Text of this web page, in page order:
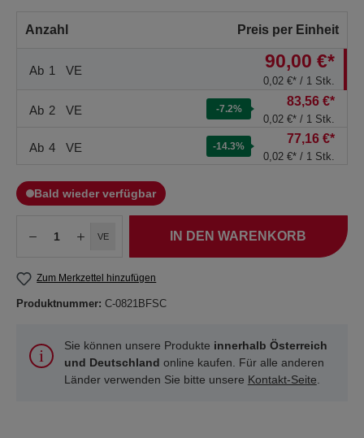
Anzahl Preis per Einheit
Ab 1 VE 90,00 €*
0,02 €* / 1 Stk.
Ab 2 VE -7.2%
83,56 €*
0,02 €* / 1 Stk.
Ab 4 VE -14.3%
77,16 €*
0,02 €* / 1 Stk.
Bald wieder verfügbar
VE IN DEN WARENKORB
Zum Merkzettel hinzufügen
Produktnummer: C-0821BFSC
Sie können unsere Produkte innerhalb Österreich
und Deutschland online kaufen. Für alle anderen
Länder verwenden Sie bitte unsere Kontakt-Seite.